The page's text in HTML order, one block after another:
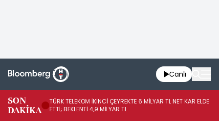
Canlı
SON
DAKİKA
TÜRK TELEKOM İKİNCİ ÇEYREKTE 6 MİLYAR TL NET KAR ELDE
ETTİ; BEKLENTİ 4,9 MİLYAR TL